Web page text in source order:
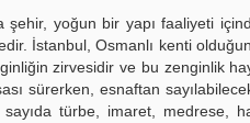
yoğun bir yapı faaliyeti
İstanbul, Osmanlı kenti
zirvesidir ve bu zenginlik
sürerken, esnaftan
türbe, imaret, medrese,